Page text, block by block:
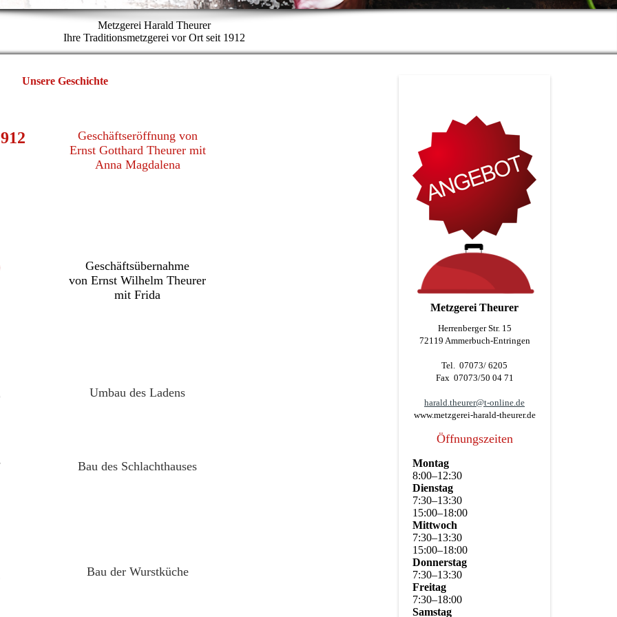
Metzgerei Harald Theurer
Ihre Traditionsmetzgerei vor Ort seit 1912
Unsere Geschichte
Geschäftseröffnung von
Ernst Gotthard Theurer mit
Anna Magdalena
Geschäftsübernahme
von Ernst Wilhelm Theurer
mit Frida
Umbau des Ladens
Bau des Schlachthauses
Bau der Wurstküche
Metzgerei Theurer
Herrenberger Str. 15
72119 Ammerbuch-Entringen
Tel. 07073/ 6205
Fax 07073/50 04 71
harald.theurer@t-online.de
www.metzgerei-harald-theurer.de
Öffnungszeiten
Montag
8:00–12:30
Dienstag
7:30–13:30
15:00–18:00
Mittwoch
7:30–13:30
15:00–18:00
Donnerstag
7:30–13:30
Freitag
7:30–18:00
Samstag